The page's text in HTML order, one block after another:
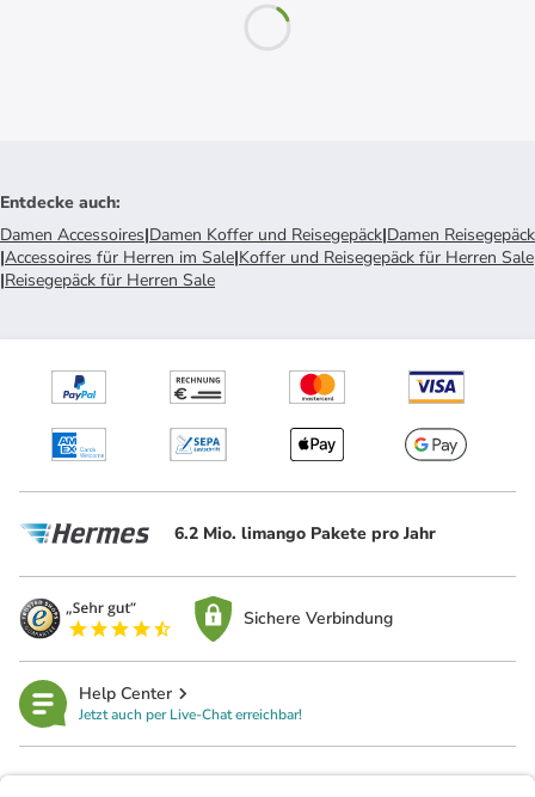
Entdecke auch:
Damen Accessoires|Damen Koffer und Reisegepäck|Damen Reisegepäck
|Accessoires für Herren im Sale|Koffer und Reisegepäck für Herren Sale
|Reisegepäck für Herren Sale
6.2 Mio. limango Pakete pro Jahr
Sichere Verbindung
Help Center
Jetzt auch per Live-Chat erreichbar!